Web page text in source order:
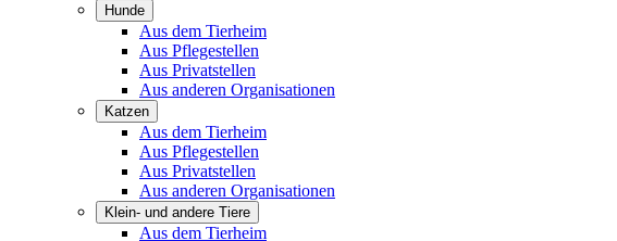
Hunde
Aus dem Tierheim
Aus Pflegestellen
Aus Privatstellen
Aus anderen Organisationen
Katzen
Aus dem Tierheim
Aus Pflegestellen
Aus Privatstellen
Aus anderen Organisationen
Klein- und andere Tiere
Aus dem Tierheim